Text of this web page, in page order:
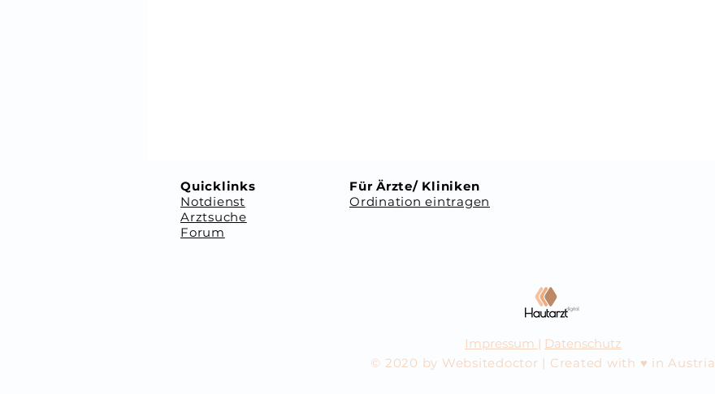
Quicklinks
Notdienst
Arztsuche
Forum
Für Ärzte/ Kliniken
Ordination eintragen
Impressum | Datenschutz
© 2020 by Websitedoctor | Created with ♥ in Austria